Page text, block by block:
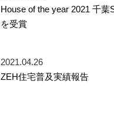
House of the year 2021 千葉
を受賞
2021.04.26
ZEH住宅普及実績報告